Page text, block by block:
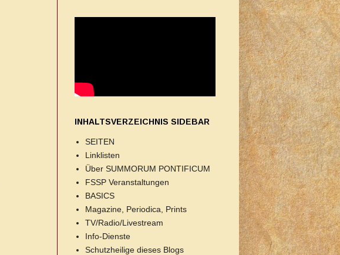
INHALTSVERZEICHNIS SIDEBAR
SEITEN
Linklisten
Über SUMMORUM PONTIFICUM
FSSP Veranstaltungen
BASICS
Magazine, Periodica, Prints
TV/Radio/Livestream
Info-Dienste
Schutzheilige dieses Blogs